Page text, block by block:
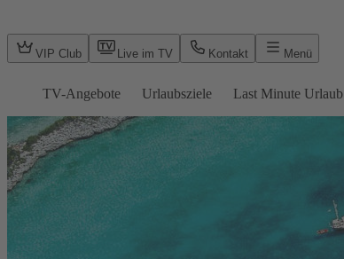
VIP Club Live im TV Kontakt Menü
TV-Angebote Urlaubsziele Last Minute Urlaub